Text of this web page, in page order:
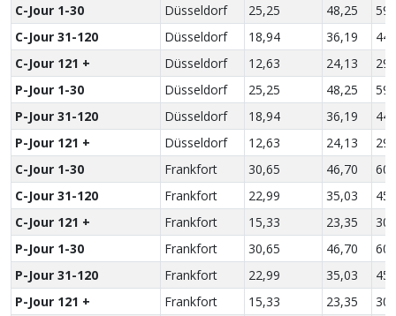
C-Jour 1-30
Düsseldorf 25,25 48,25
C-Jour 31-120
Düsseldorf 18,94 36,19
C-Jour 121 +
Düsseldorf 12,63 24,13
P-Jour 1-30
Düsseldorf 25,25 48,25
P-Jour 31-120
Düsseldorf 18,94 36,19
P-Jour 121 +
Düsseldorf 12,63 24,13
C-Jour 1-30
Frankfort 30,65 46,70
C-Jour 31-120
Frankfort 22,99 35,03
C-Jour 121 +
Frankfort 15,33 23,35
P-Jour 1-30
Frankfort 30,65 46,70
P-Jour 31-120
Frankfort 22,99 35,03
P-Jour 121 +
Frankfort 15,33 23,35